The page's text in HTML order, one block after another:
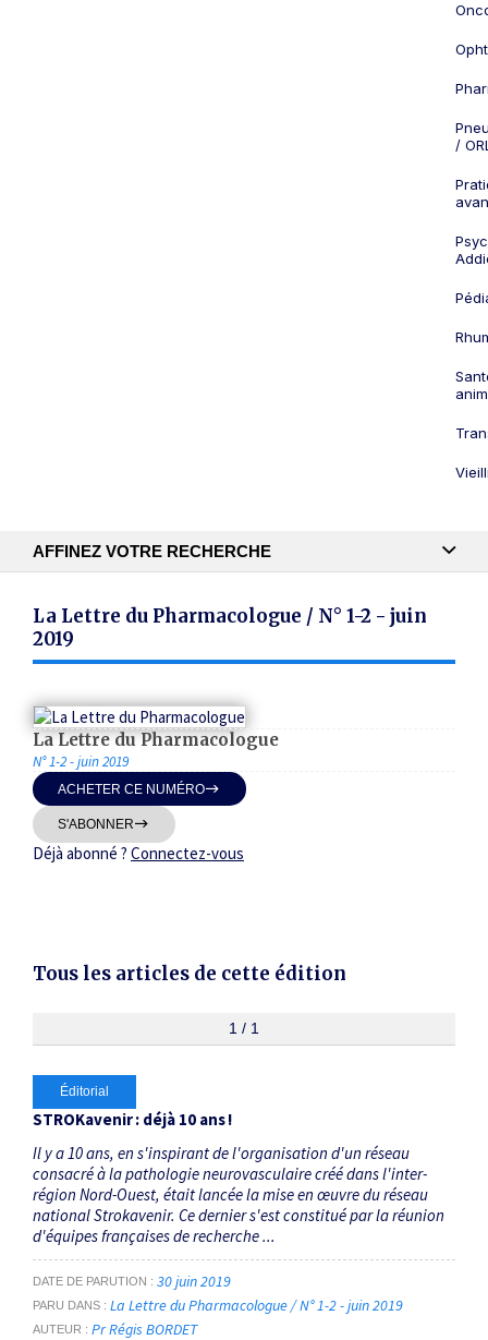
/
AFFINEZ VOTRE RECHERCHE
Thématiques
Du
La Lettre du Pharmacologue / N° 1-2 - juin
2019
La Lettre du Pharmacologue
N° 1-2 - juin 2019
ACHETER CE NUMÉRO
S'ABONNER
Déjà abonné ? Connectez-vous
Tous les articles de cette édition
1 / 1
Éditorial
STROKavenir : déjà 10 ans !
Il y a 10 ans, en s'inspirant de l'organisation d'un réseau
consacré à la pathologie neurovasculaire créé dans l'inter-
région Nord-Ouest, était lancée la mise en œuvre du réseau
national Strokavenir. Ce dernier s'est constitué par la réunion
d'équipes françaises de recherche ...
DATE DE PARUTION 30 juin 2019
PARU DANS La Lettre du Pharmacologue / N° 1-2 - juin 2019
AUTEUR Pr Régis BORDET